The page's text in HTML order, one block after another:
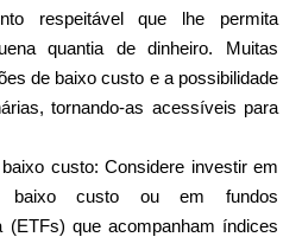
nos
respeitável que lhe permita
quantia de dinheiro. Muitas
de baixo custo e a possibilidade
tornando-as acessíveis para
custo: Considere investir em
custo ou em fundos
(ETFs) que acompanham índices